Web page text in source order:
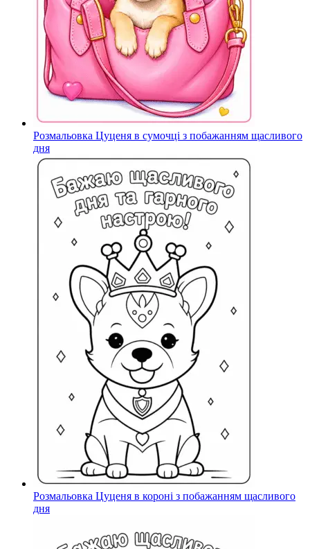
Розмальовка Цуценя в сумочці з побажанням щасливого
дня
Розмальовка Цуценя в короні з побажанням щасливого
дня